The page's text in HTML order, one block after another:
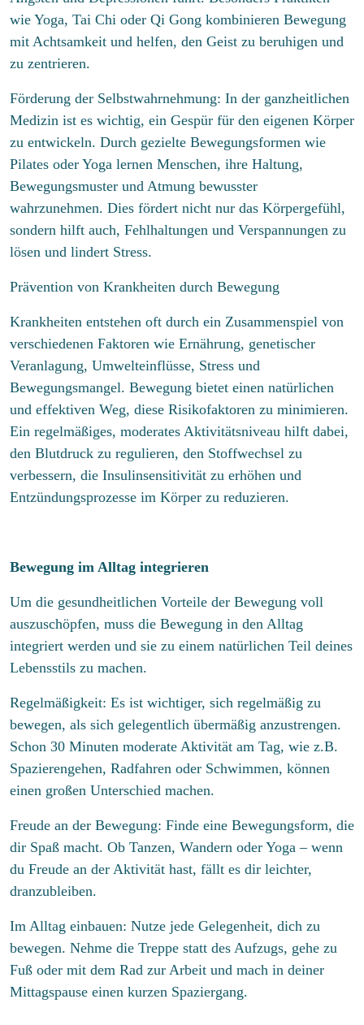
wie Yoga, Tai Chi oder Qi Gong kombinieren Bewegung
mit Achtsamkeit und helfen, den Geist zu beruhigen und
zu zentrieren.
Förderung der Selbstwahrnehmung: In der ganzheitlichen
Medizin ist es wichtig, ein Gespür für den eigenen Körper
zu entwickeln. Durch gezielte Bewegungsformen wie
Pilates oder Yoga lernen Menschen, ihre Haltung,
Bewegungsmuster und Atmung bewusster
wahrzunehmen. Dies fördert nicht nur das Körpergefühl,
sondern hilft auch, Fehlhaltungen und Verspannungen zu
lösen und lindert Stress.
Prävention von Krankheiten durch Bewegung
Krankheiten entstehen oft durch ein Zusammenspiel von
verschiedenen Faktoren wie Ernährung, genetischer
Veranlagung, Umwelteinflüsse, Stress und
Bewegungsmangel. Bewegung bietet einen natürlichen
und effektiven Weg, diese Risikofaktoren zu minimieren.
Ein regelmäßiges, moderates Aktivitätsniveau hilft dabei,
den Blutdruck zu regulieren, den Stoffwechsel zu
verbessern, die Insulinsensitivität zu erhöhen und
Entzündungsprozesse im Körper zu reduzieren.
Bewegung im Alltag integrieren
Um die gesundheitlichen Vorteile der Bewegung voll
auszuschöpfen, muss die Bewegung in den Alltag
integriert werden und sie zu einem natürlichen Teil deines
Lebensstils zu machen.
Regelmäßigkeit: Es ist wichtiger, sich regelmäßig zu
bewegen, als sich gelegentlich übermäßig anzustrengen.
Schon 30 Minuten moderate Aktivität am Tag, wie z.B.
Spazierengehen, Radfahren oder Schwimmen, können
einen großen Unterschied machen.
Freude an der Bewegung: Finde eine Bewegungsform, die
dir Spaß macht. Ob Tanzen, Wandern oder Yoga – wenn
du Freude an der Aktivität hast, fällt es dir leichter,
dranzubleiben.
Im Alltag einbauen: Nutze jede Gelegenheit, dich zu
bewegen. Nehme die Treppe statt des Aufzugs, gehe zu
Fuß oder mit dem Rad zur Arbeit und mach in deiner
Mittagspause einen kurzen Spaziergang.